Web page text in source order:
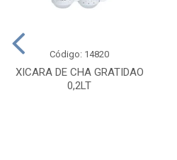
XICARA DE CHA GRATIDAO
0,2LT
Código: 14820